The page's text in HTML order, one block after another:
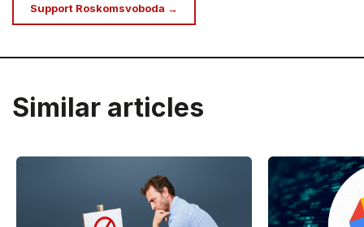
Support Roskomsvoboda →
Similar articles